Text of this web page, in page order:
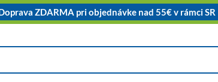
ZDARMA pri objednávke nad 55€ v rámci SR